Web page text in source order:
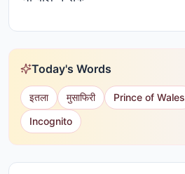
Today's Words
इतला मुसाफिरी Prince of Wales
Incognito